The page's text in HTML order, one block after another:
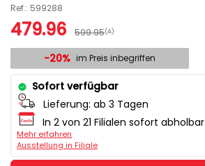
Ref.: 599288
479.96 599.95(A)
-20% im Preis inbegriffen
Sofort verfügbar
Lieferung: ab 3 Tagen
In 2 von 21 Filialen sofort abholbar
Mehr erfahren
Ausstellung in Filiale